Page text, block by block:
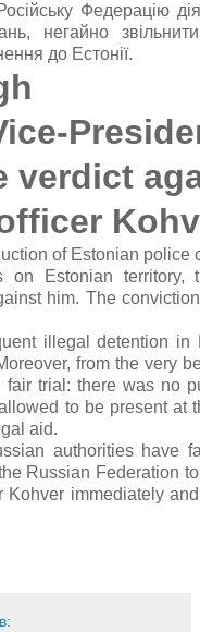
Федерацію
негайно
до Естонії.
verdict
of Estonian police
on Estonian territory,
him. The
illegal detention in
from the very
trial: there was no
to be present at
aid.
authorities have
Russian Federation
immediately